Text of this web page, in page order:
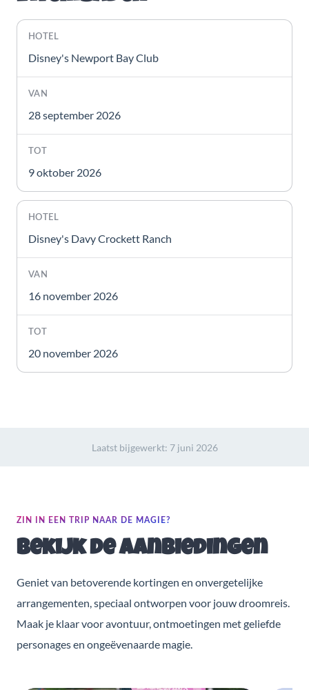
Disney's Newport Bay Club
28 september 2026
9 oktober 2026
Disney's Davy Crockett Ranch
16 november 2026
20 november 2026
Laatst bijgewerkt: 7 juni 2026
ZIN IN EEN TRIP NAAR DE MAGIE?
Bekijk de aanbiedingen
Geniet van betoverende kortingen en onvergetelijke
arrangementen, speciaal ontworpen voor jouw droomreis.
Maak je klaar voor avontuur, ontmoetingen met geliefde
personages en ongeëvenaarde magie.